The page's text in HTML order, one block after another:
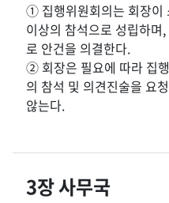
① 집행위원회의는 회장이
이상의 참석으로 성립하
로 안건을 의결한다.
② 회장은 필요에 따라 집
의 참석 및 의견진술을 요
않는다.
3장 사무국